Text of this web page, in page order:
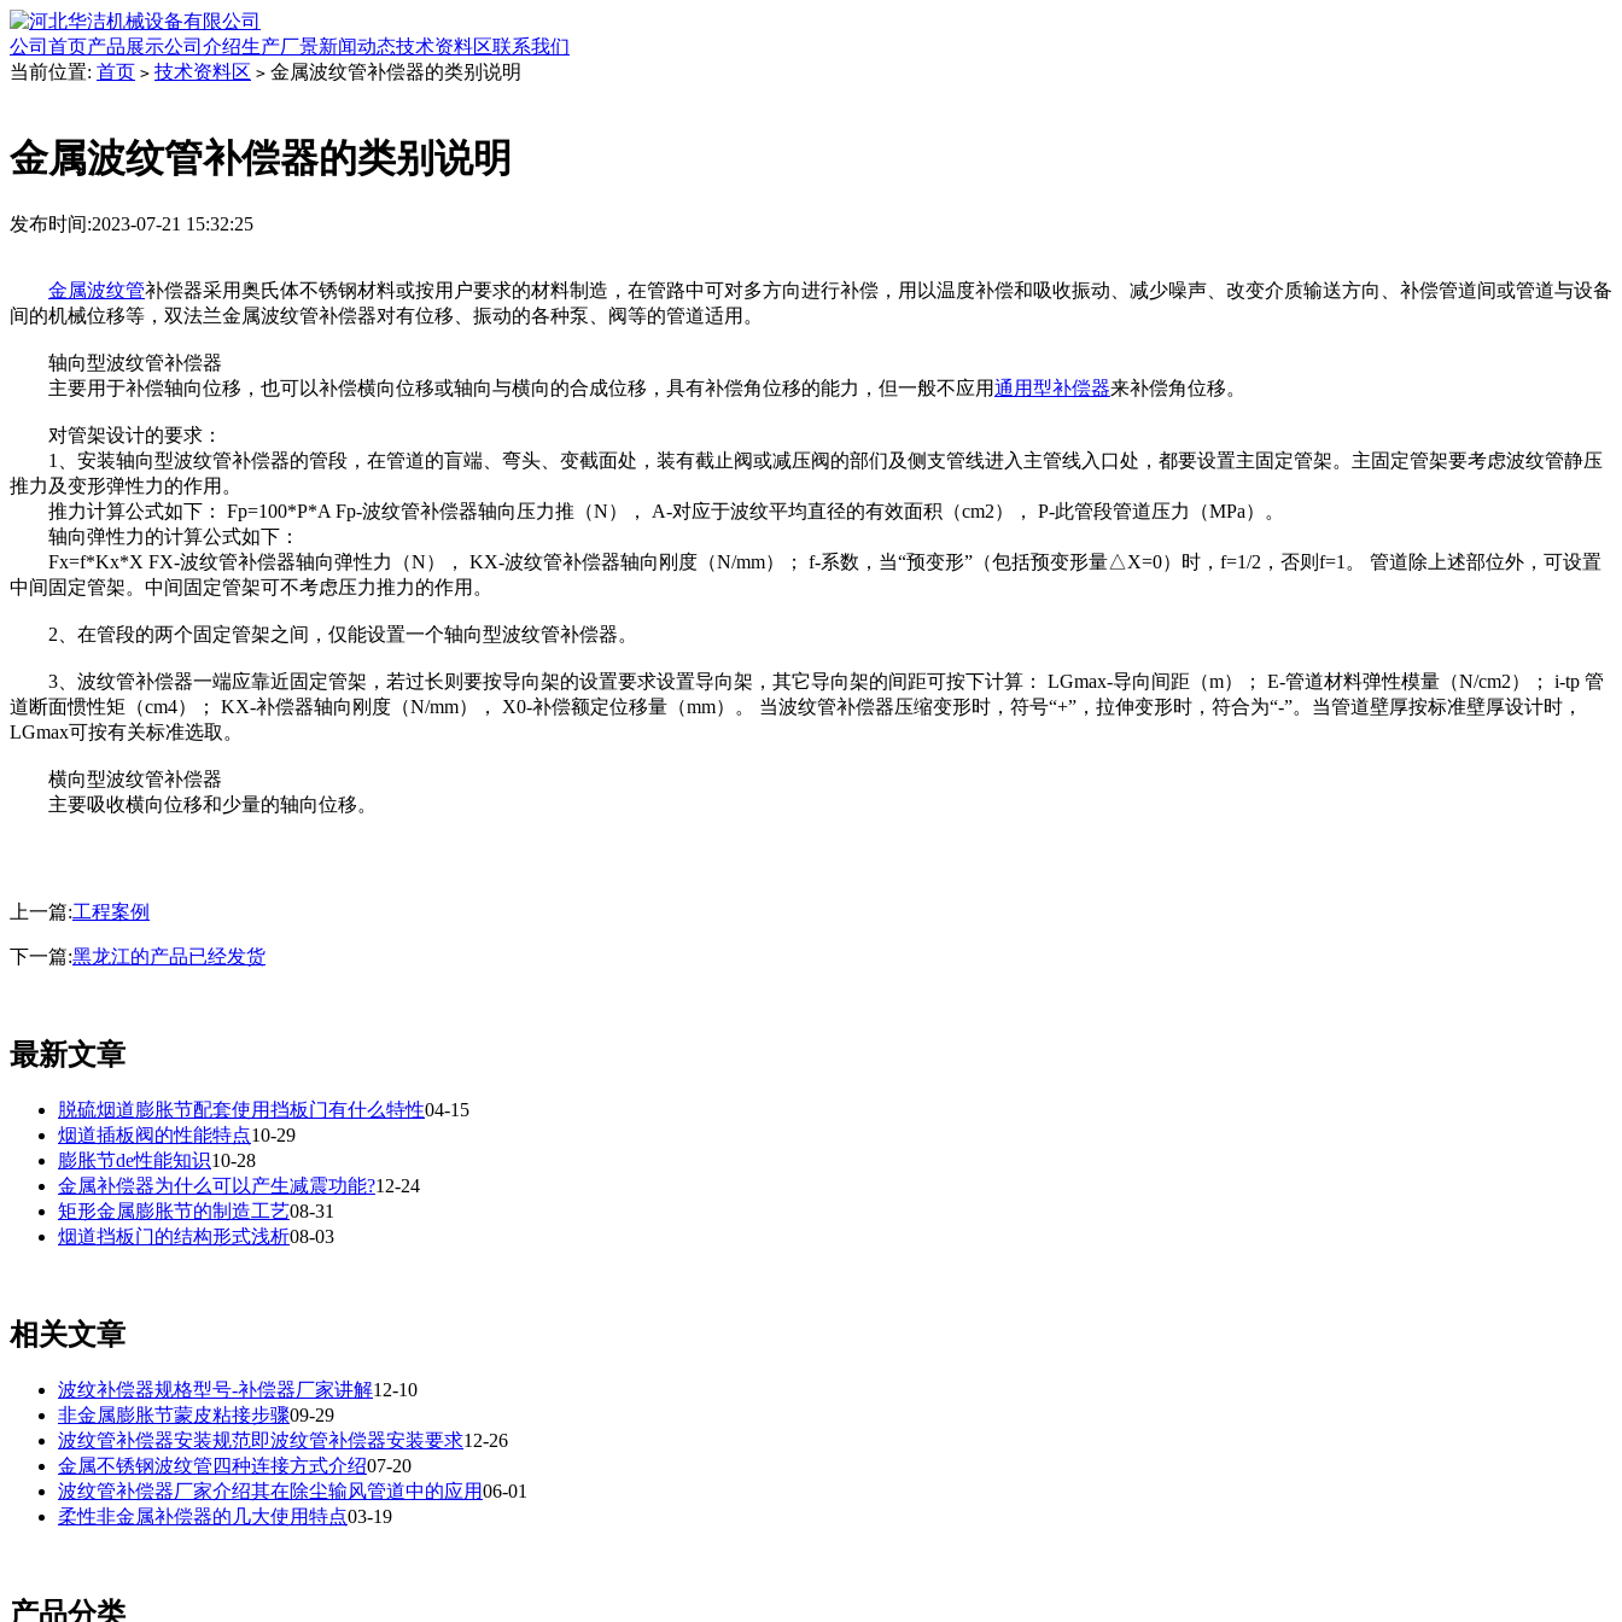
公司首页产品展示公司介绍生产厂景新闻动态技术资料区联系我们
当前位置: 首页 > 技术资料区 > 金属波纹管补偿器的类别说明
金属波纹管补偿器的类别说明
发布时间:2023-07-21 15:32:25
金属波纹管补偿器采用奥氏体不锈钢材料或按用户要求的材料制造，在管路中可对多方向进行补偿，用以温度补偿和吸收振动、减少噪声、改变介质输送方向、补偿管道间或管道与设备
间的机械位移等，双法兰金属波纹管补偿器对有位移、振动的各种泵、阀等的管道适用。
轴向型波纹管补偿器
主要用于补偿轴向位移，也可以补偿横向位移或轴向与横向的合成位移，具有补偿角位移的能力，但一般不应用通用型补偿器来补偿角位移。
对管架设计的要求：
1、安装轴向型波纹管补偿器的管段，在管道的盲端、弯头、变截面处，装有截止阀或减压阀的部们及侧支管线进入主管线入口处，都要设置主固定管架。主固定管架要考虑波纹管静压
推力及变形弹性力的作用。
推力计算公式如下： Fp=100*P*A Fp-波纹管补偿器轴向压力推（N）， A-对应于波纹平均直径的有效面积（cm2）， P-此管段管道压力（MPa）。
轴向弹性力的计算公式如下：
Fx=f*Kx*X FX-波纹管补偿器轴向弹性力（N）， KX-波纹管补偿器轴向刚度（N/mm）； f-系数，当“预变形”（包括预变形量△X=0）时，f=1/2，否则f=1。 管道除上述部位外，可设置
中间固定管架。中间固定管架可不考虑压力推力的作用。
2、在管段的两个固定管架之间，仅能设置一个轴向型波纹管补偿器。
3、波纹管补偿器一端应靠近固定管架，若过长则要按导向架的设置要求设置导向架，其它导向架的间距可按下计算： LGmax-导向间距（m）； E-管道材料弹性模量（N/cm2）； i-tp 管
道断面惯性矩（cm4）； KX-补偿器轴向刚度（N/mm）， X0-补偿额定位移量（mm）。 当波纹管补偿器压缩变形时，符号“+”，拉伸变形时，符合为“-”。当管道壁厚按标准壁厚设计时，
LGmax可按有关标准选取。
横向型波纹管补偿器
主要吸收横向位移和少量的轴向位移。
上一篇:工程案例
下一篇:黑龙江的产品已经发货
最新文章
脱硫烟道膨胀节配套使用挡板门有什么特性04-15
烟道插板阀的性能特点10-29
膨胀节de性能知识10-28
金属补偿器为什么可以产生减震功能?12-24
矩形金属膨胀节的制造工艺08-31
烟道挡板门的结构形式浅析08-03
相关文章
波纹补偿器规格型号-补偿器厂家讲解12-10
非金属膨胀节蒙皮粘接步骤09-29
波纹管补偿器安装规范即波纹管补偿器安装要求12-26
金属不锈钢波纹管四种连接方式介绍07-20
波纹管补偿器厂家介绍其在除尘输风管道中的应用06-01
柔性非金属补偿器的几大使用特点03-19
产品分类